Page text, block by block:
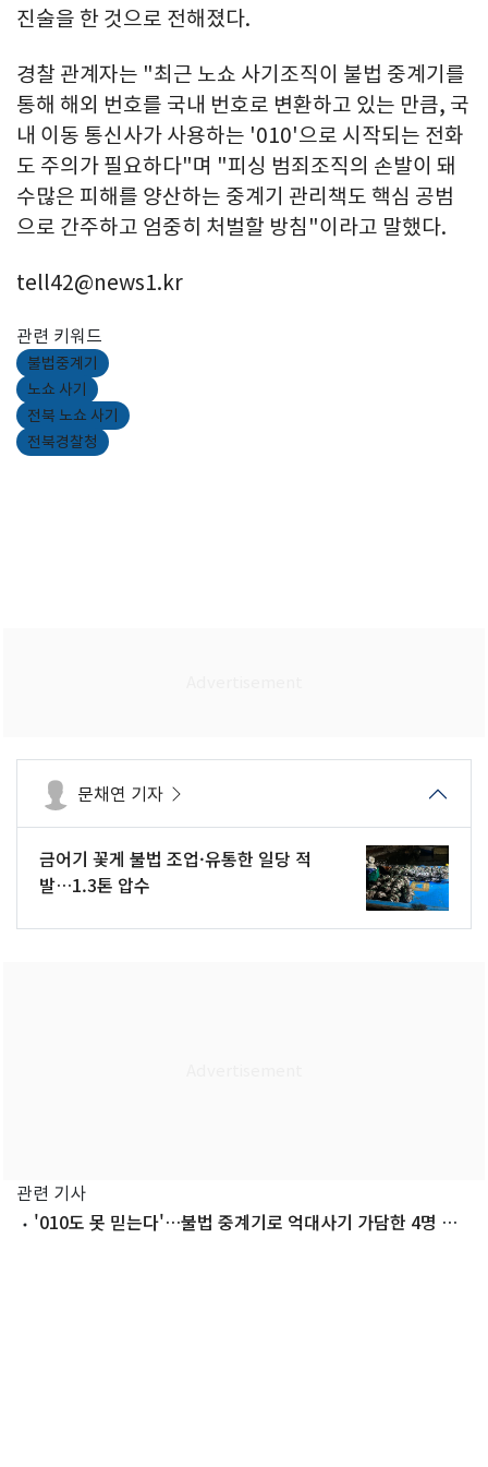
진술을 한 것으로 전해졌다.
경찰 관계자는 "최근 노쇼 사기조직이 불법 중계기를
통해 해외 번호를 국내 번호로 변환하고 있는 만큼, 국
내 이동 통신사가 사용하는 '010'으로 시작되는 전화
도 주의가 필요하다"며 "피싱 범죄조직의 손발이 돼
수많은 피해를 양산하는 중계기 관리책도 핵심 공범
으로 간주하고 엄중히 처벌할 방침"이라고 말했다.
tell42@news1.kr
관련 키워드
불법중계기
노쇼 사기
전북 노쇼 사기
전북경찰청
문채연 기자
금어기 꽃게 불법 조업·유통한 일당 적
발…1.3톤 압수
관련 기사
'010도 못 믿는다'…불법 중계기로 억대사기 가담한 4명 검